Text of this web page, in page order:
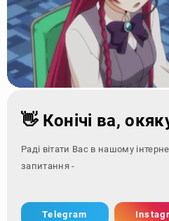
👋 Конічі ва,
Раді вітати Вас в нашому
запитання - зверніться з
Telegram